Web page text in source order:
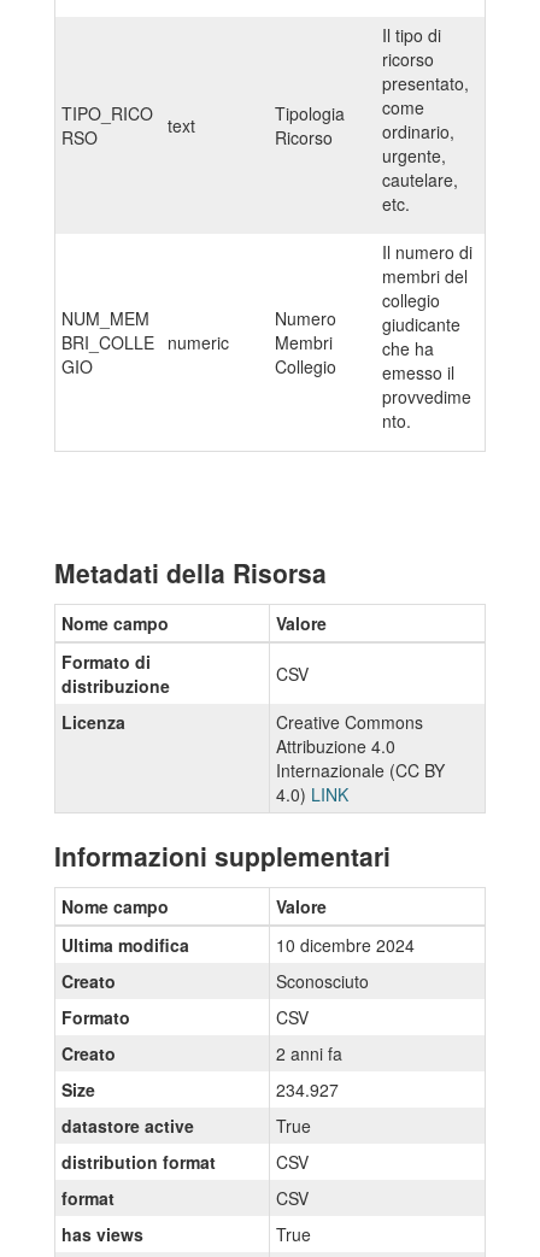
TIPO_RICO
RSO
text
Tipologia
Ricorso
Il tipo di
ricorso
presentato,
come
ordinario,
urgente,
cautelare,
etc.
NUM_MEM
BRI_COLLE
GIO
numeric
Numero
Membri
Collegio
Il numero di
membri del
collegio
giudicante
che ha
emesso il
provvedime
nto.
Metadati della Risorsa
Nome campo
Valore
Formato di
distribuzione
CSV
Licenza
Creative Commons
Attribuzione 4.0
Internazionale (CC BY
4.0) LINK
Informazioni supplementari
Nome campo
Valore
Ultima modifica
10 dicembre 2024
Creato
Sconosciuto
Formato
CSV
Creato
2 anni fa
Size
234.927
datastore active
True
distribution format
CSV
format
CSV
has views
True